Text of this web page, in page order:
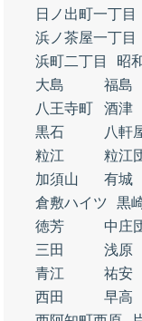
日ノ出町一丁目
浜ノ茶屋一丁目
浜町二丁目
昭
大島
福島
八王寺町
酒津
黒石
八軒
粒江
粒江
加須山
有城
倉敷ハイツ
黒
徳芳
中庄
三田
浅原
青江
祐安
西田
早高